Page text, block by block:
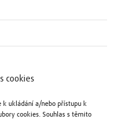
cookies
k ukládání a/nebo přístupu k
cookies. Souhlas s těmito